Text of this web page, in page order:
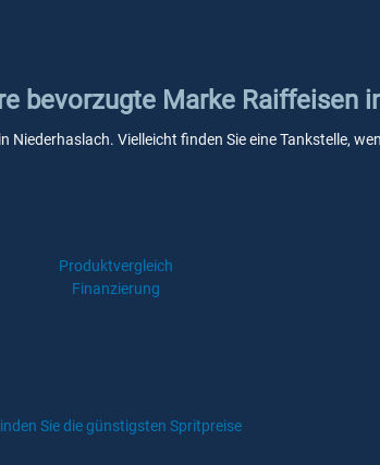
bevorzugte Marke Raiffeisen
Vielleicht finden Sie eine Tankstelle,
Produktvergleich
Finanzierung
Sie die günstigsten Spritpreise